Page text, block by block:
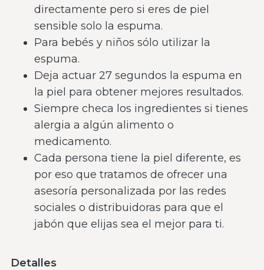
directamente pero si eres de piel
sensible solo la espuma.
Para bebés y niños sólo utilizar la
espuma.
Deja actuar 27 segundos la espuma en
la piel para obtener mejores resultados.
Siempre checa los ingredientes si tienes
alergia a algún alimento o
medicamento.
Cada persona tiene la piel diferente, es
por eso que tratamos de ofrecer una
asesoría personalizada por las redes
sociales o distribuidoras para que el
jabón que elijas sea el mejor para ti.
Detalles